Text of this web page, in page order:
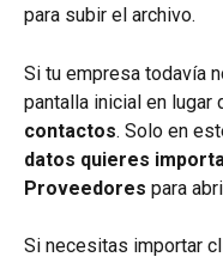
para subir el archivo.
Si tu empresa todavía
pantalla inicial en lugar
contactos. Solo en
datos quieres
Proveedores para
Si necesitas importar